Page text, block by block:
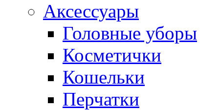
Аксессуары
Головные уборы
Косметички
Кошельки
Перчатки